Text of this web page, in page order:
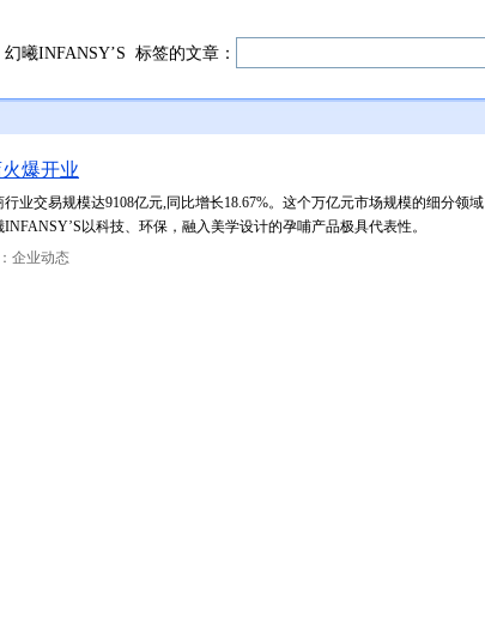
幻曦INFANSY’S 标签的文章：
爆开业
业交易规模达9108亿元,同比增长18.67%。这个万亿元市场规模的细分领域
以科技、环保，融入美学设计的孕哺产品极具代表性。
企业动态